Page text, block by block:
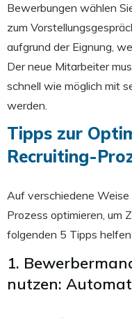
Bewerbungen wählen
zum
aufgrund der Eignung,
Der neue Mitarbeiter
schnell wie möglich mit
werden.
Tipps zur
Recruiting-
Auf verschiedene
Prozess optimieren, um
folgenden 5 Tipps
1.
nutzen: